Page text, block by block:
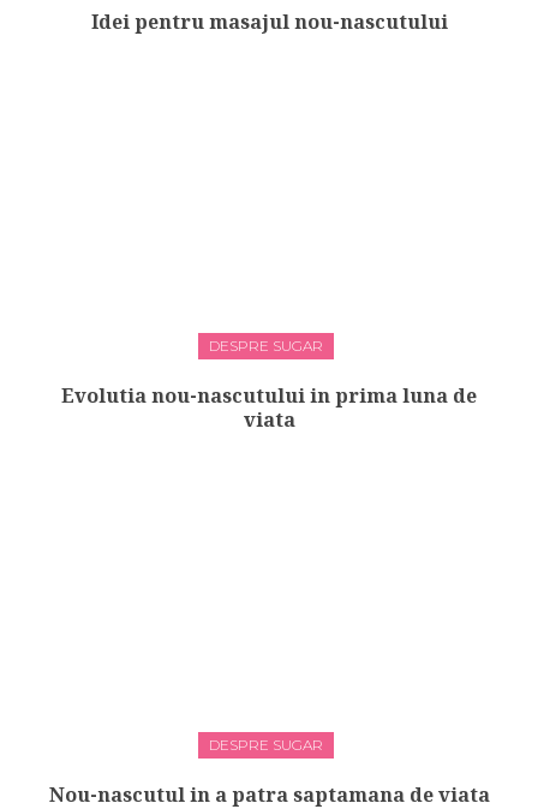
Idei pentru masajul nou-nascutului
DESPRE SUGAR
Evolutia nou-nascutului in prima luna de
viata
DESPRE SUGAR
Nou-nascutul in a patra saptamana de viata